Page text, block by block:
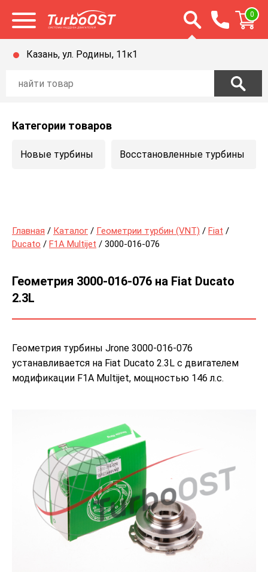
Открыть меню Открыть строку
0
Казань, ул. Родины, 11к1
Категории товаров
Новые турбины Восстановленные турбины
Главная / Каталог / Геометрии турбин (VNT) / Fiat /
Ducato / F1A Multijet / 3000-016-076
Геометрия 3000-016-076 на Fiat Ducato
2.3L
Геометрия турбины Jrone 3000-016-076
устанавливается на Fiat Ducato 2.3L с двигателем
модификации F1A Multijet, мощностью 146 л.с.